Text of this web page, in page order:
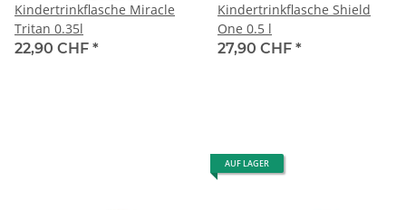
Kindertrinkflasche Miracle
Tritan 0.35l
22,90 CHF *
Kindertrinkflasche Shield
One 0.5 l
27,90 CHF *
AUF LAGER